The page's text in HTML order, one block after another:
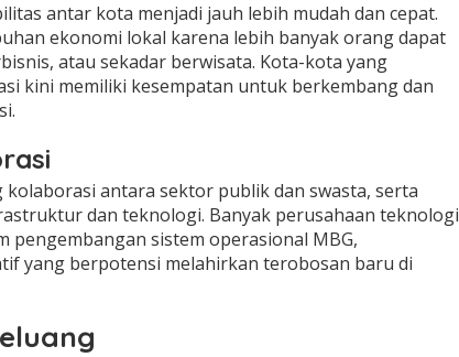
antar kota menjadi jauh lebih mudah dan cepat.
ekonomi lokal karena lebih banyak orang dapat
atau sekadar berwisata. Kota-kota yang
kini memiliki kesempatan untuk berkembang dan
kolaborasi antara sektor publik dan swasta, serta
dan teknologi. Banyak perusahaan teknologi
pengembangan sistem operasional MBG,
yang berpotensi melahirkan terobosan baru di